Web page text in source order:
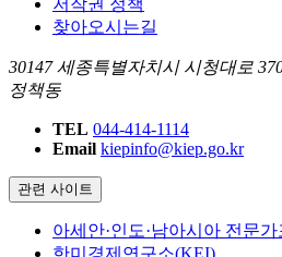
저작권 정책
찾아오시는길
30147 세종특별자치시 시청대로
정책동
TEL 044-414-1114
Email kiepinfo@kiep.go.kr
관련 사이트
아세안·인도·남아시아 전문